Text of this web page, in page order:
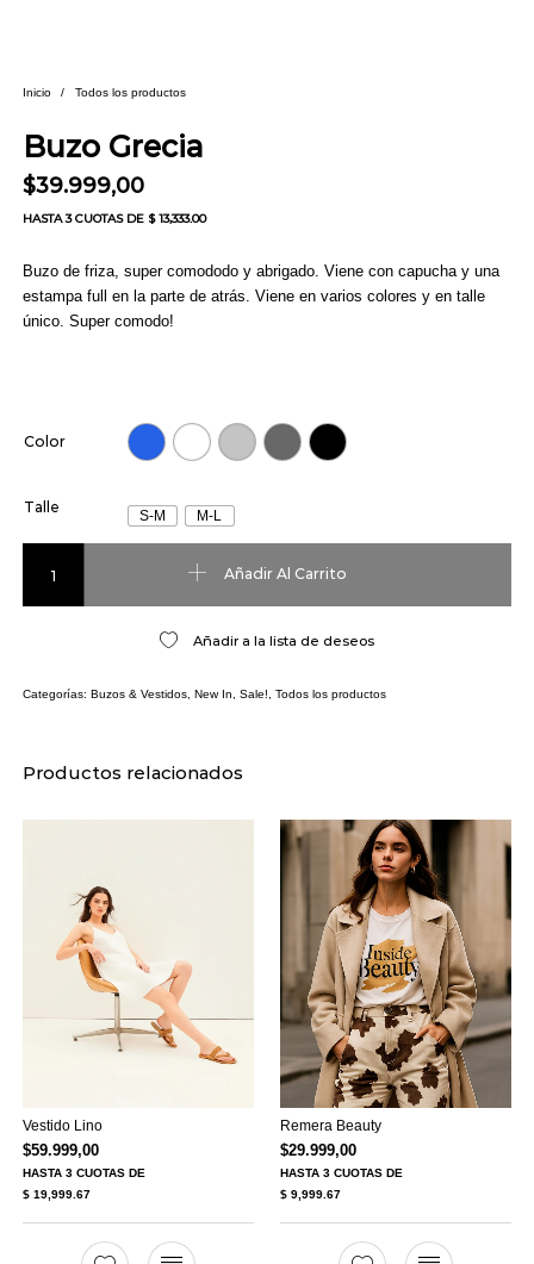
Inicio / Todos los productos
Buzo Grecia
$39.999,00
HASTA3 CUOTASDE $ 13,333.00
Buzo de friza, super comododo y abrigado. Viene con capucha y una
estampa full en la parte de atrás. Viene en varios colores y en talle
único. Super comodo!
Color
Talle
S-M M-L
Añadir Al Carrito
Añadir a la lista de deseos
Categorías: Buzos & Vestidos, New In Sale! Todos los productos
Productos relacionados
Vestido Lino
$59.999,00
HASTA 3 CUOTASDE
$ 19,999.67
Remera Beauty
$29.999,00
HASTA3 CUOTAS DE
$ 9,999.67